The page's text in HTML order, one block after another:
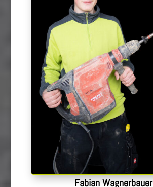
Fabian Wagnerbauer